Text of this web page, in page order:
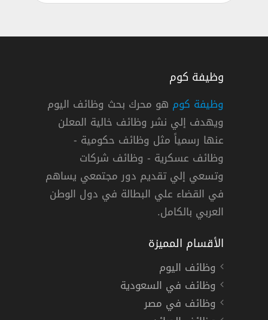
دوام كامل
وظيفة كوم
وظيفة كوم هو محرك بحث وظائف اليوم
ويهدف إلي نشر وظائف خالية المعلن
عنها رسمياً مثل وظائف حكومية -
وظائف عسكرية - وظائف شركات
وتسعي إلي تقديم دور مجتمعي يساهم
في القضاء علي البطالة في دول الوطن
العربي بالكامل.
الأقسام المميزة
وظائف اليوم
وظائف في السعودية
وظائف في مصر